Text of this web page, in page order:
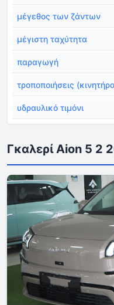
μέγεθος των ζάντων
μέγιστη ταχύτητα
παραγωγή
τροποποιήσεις
υδραυλικό τιμόνι
Γκαλερί Aion 5 2